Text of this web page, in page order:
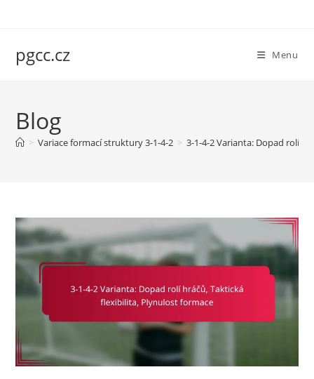
pgcc.cz Menu
Blog
> Variace formací struktury 3-1-4-2 > 3-1-4-2 Varianta: Dopad rolí